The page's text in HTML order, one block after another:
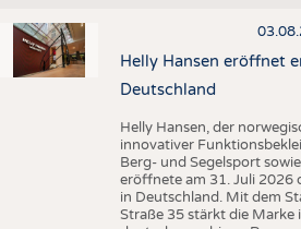
Helly Hansen eröffnet
Deutschland
Helly Hansen, der
innovativer
Berg- und Segelsport
eröffnete am 31. Juli 2026
in Deutschland. Mit dem
Straße 35 stärkt die Marke